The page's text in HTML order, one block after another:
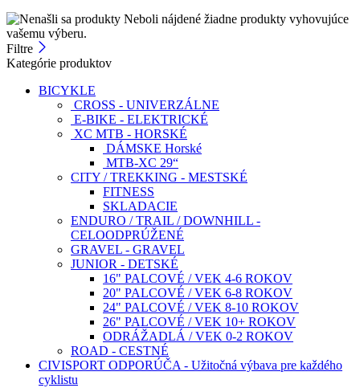
Neboli nájdené žiadne produkty vyhovujúce
vašemu výberu.
Filtre
Kategórie produktov
BICYKLE
CROSS - UNIVERZÁLNE
E-BIKE - ELEKTRICKÉ
XC MTB - HORSKÉ
DÁMSKE Horské
MTB-XC 29“
CITY / TREKKING - MESTSKÉ
FITNESS
SKLADACIE
ENDURO / TRAIL / DOWNHILL -
CELOODPRÚŽENÉ
GRAVEL - GRAVEL
JUNIOR - DETSKÉ
16" PALCOVÉ / VEK 4-6 ROKOV
20" PALCOVÉ / VEK 6-8 ROKOV
24" PALCOVÉ / VEK 8-10 ROKOV
26" PALCOVÉ / VEK 10+ ROKOV
ODRÁŽADLÁ / VEK 0-2 ROKOV
ROAD - CESTNÉ
CIVISPORT ODPORÚČA - Užitočná výbava pre každého
cyklistu